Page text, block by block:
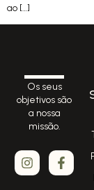
ao […]
Os seus
objetivos são
a nossa
missão.